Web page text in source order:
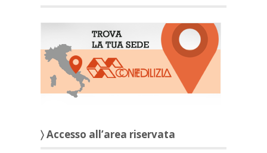
〉 Accesso all’area riservata